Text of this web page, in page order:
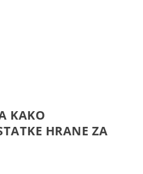
KAKO
HRANE ZA